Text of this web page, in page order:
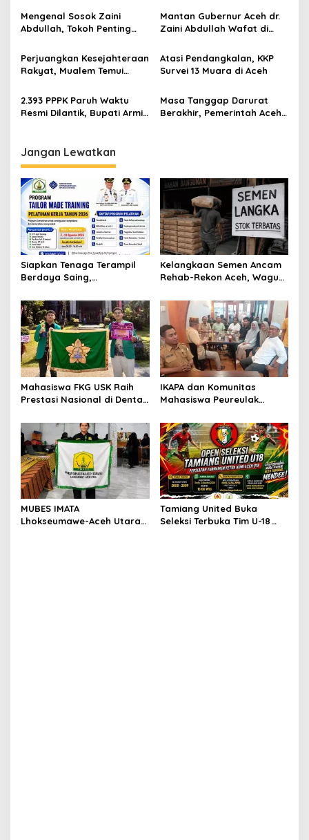
p
o
s
Arun
Mengenal Sosok Zaini
Abdullah, Tokoh Penting
Aceh
Mantan Gubernur Aceh dr.
Zaini Abdullah Wafat di
Perjuangkan Kesejahteraan
Rakyat, Mualem Temui
Tambahan Anggaran
Atasi Pendangkalan, KKP
Survei 13 Muara di Aceh
2.393 PPPK Paruh Waktu
Resmi Dilantik, Bupati Armia
Pelayanan Publik
Masa Tanggap Darurat
Berakhir, Pemerintah Aceh
Jangan Lewatkan
Siapkan Tenaga Terampil
Berdaya Saing,
Tamiang Buka Pelatihan
Kerja 2026
Kelangkaan Semen Ancam
Rehab-Rekon Aceh, Wagub
Mahasiswa FKG USK Raih
Prestasi Nasional di Dental
IKAPA dan Komunitas
Mahasiswa Peureulak
Peureulak Raya
MUBES IMATA
Lhokseumawe-Aceh Utara
Tamiang United Buka
Seleksi Terbuka Tim U-18